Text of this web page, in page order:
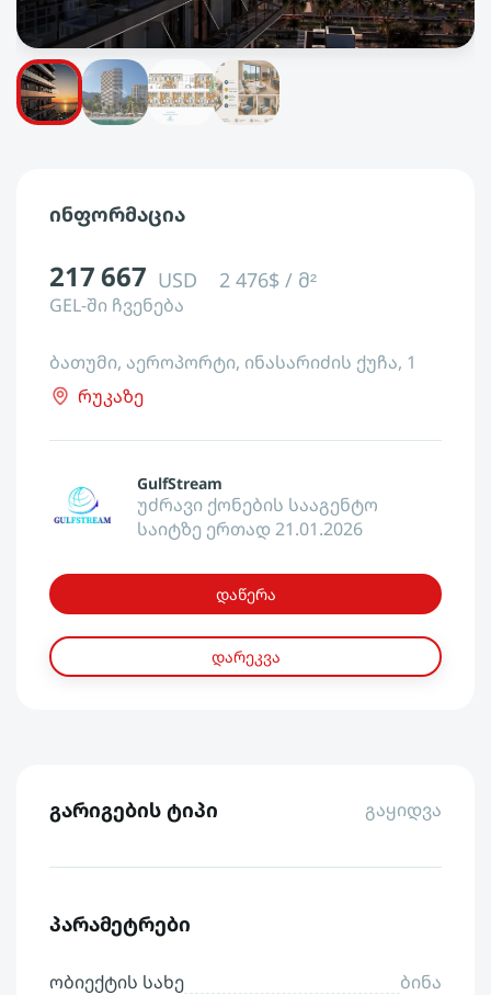
ინფორმაცია
217 667 USD 2 476$ / მ²
GEL-ში ჩვენება
ბათუმი, აეროპორტი, ინასარიძის ქუჩა, 1
რუკაზე
GulfStream
უძრავი ქონების სააგენტო
საიტზე ერთად 21.01.2026
დაწერა
დარეკვა
გარიგების ტიპი გაყიდვა
პარამეტრები
ობიექტის სახე
ბინა